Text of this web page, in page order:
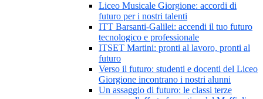
Liceo Musicale Giorgione: accordi di
futuro per i nostri talenti
ITT Barsanti-Galilei: accendi il tuo futuro
tecnologico e professionale
ITSET Martini: pronti al lavoro, pronti al
futuro
Verso il futuro: studenti e docenti del Liceo
Giorgione incontrano i nostri alunni
Un assaggio di futuro: le classi terze